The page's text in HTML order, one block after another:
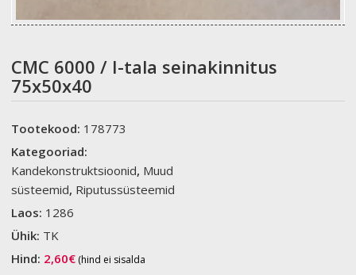
CMC 6000 / I-tala seinakinnitus
75x50x40
Tootekood: 178773
Kategooriad:
Kandekonstruktsioonid, Muud
süsteemid, Riputussüsteemid
Laos: 1286
Ühik: TK
Hind: 2,60€ (hind ei sisalda